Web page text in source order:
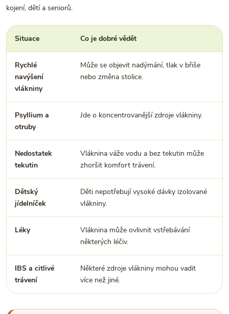
kojení, dětí a seniorů.
Situace Co je dobré vědět
Rychlé
navýšení
vlákniny
Může se objevit nadýmání, tlak v břiše
nebo změna stolice.
Psyllium a
otruby
Jde o koncentrovanější zdroje vlákniny.
Nedostatek
tekutin
Vláknina váže vodu a bez tekutin může
zhoršit komfort trávení.
Dětský
jídelníček
Děti nepotřebují vysoké dávky izolované
vlákniny.
Léky
Vláknina může ovlivnit vstřebávání
některých léčiv.
IBS a citlivé
trávení
Některé zdroje vlákniny mohou vadit
více než jiné.